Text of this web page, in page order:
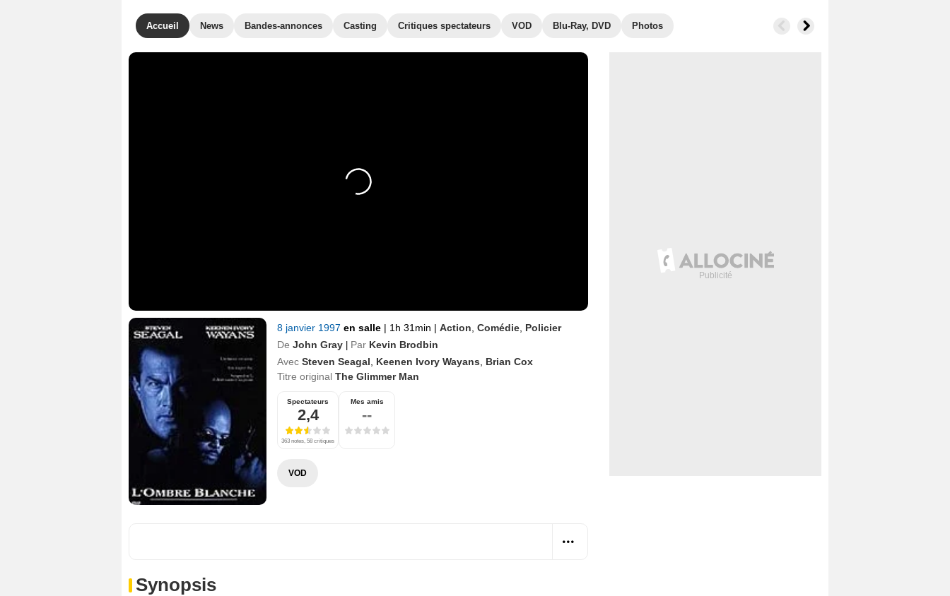
Accueil News Bandes-annonces Casting Critiques spectateurs VOD Blu-Ray, DVD Photos
8 janvier 1997 en salle | 1h 31min | Action Comédie Policier
De John Gray | Par Kevin Brodbin
Avec Steven Seagal Keenen Ivory Wayans
Brian Cox
Titre original The Glimmer Man
Spectateurs
2,4
363 notes, 58 critiques
Mes amis
--
VOD
Synopsis